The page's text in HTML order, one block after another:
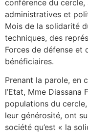
conférence du
administratives et
Mois de la solidarité
techniques, des
Forces de défense et
bénéficiaires.
Prenant la parole, en
l’Etat, Mme Diassana
populations du
leur générosité, ont
société qu’est « la